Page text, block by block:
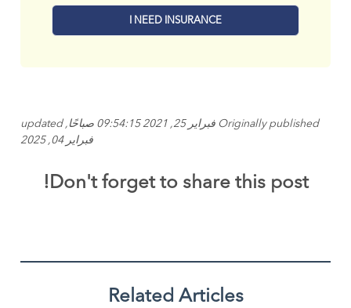
Originally published فبراير 25, 2021 09:54:15 صباحًا, updated
فبراير 04, 2025
Don't forget to share this post!
Related Articles